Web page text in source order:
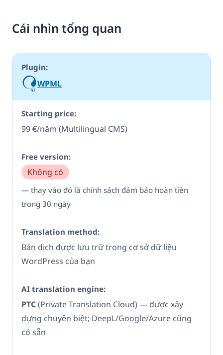
Cái nhìn tổng quan
WPML
99 €/năm (Multilingual CMS)
Không có
— thay vào đó là chính sách đảm bảo hoàn tiền
trong 30 ngày
Bản dịch được lưu trữ trong cơ sở dữ liệu
WordPress của bạn
PTC(Private Translation Cloud) — được xây
dựng chuyên biệt; DeepL/Google/Azure cũng
có sẵn